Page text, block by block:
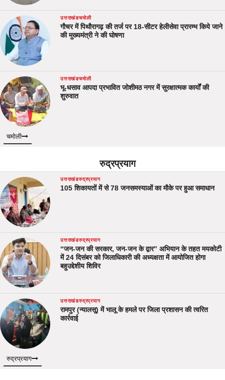
उत्तराखंडचमोली
गौचर में पिथौरागढ़ की तर्ज पर 18-सीटर हेलीसेवा प्रारम्भ किये जाने
की मुख्यमंत्री ने की घोषणा
उत्तराखंडचमोली
भू-धसाव आपदा प्रभावित जोशीमठ नगर में सुरक्षात्मक कार्यों की
शुरुवात
चमोली
रुद्रप्रयाग
उत्तराखंडरुद्रप्रयाग
105 शिकायतों में से 78 जनसमस्याओं का मौके पर हुआ समाधान
उत्तराखंडरुद्रप्रयाग
“जन-जन की सरकार, जन-जन के द्वार” अभियान के तहत मयकोटी
में 24 दिसंबर को जिलाधिकारी की अध्यक्षता में आयोजित होगा
बहुउद्देशीय शिविर
उत्तराखंडरुद्रप्रयाग
रामपुर (न्यालसू) में भालू के हमले पर जिला प्रशासन की त्वरित
कार्रवाई
रुद्रप्रयाग